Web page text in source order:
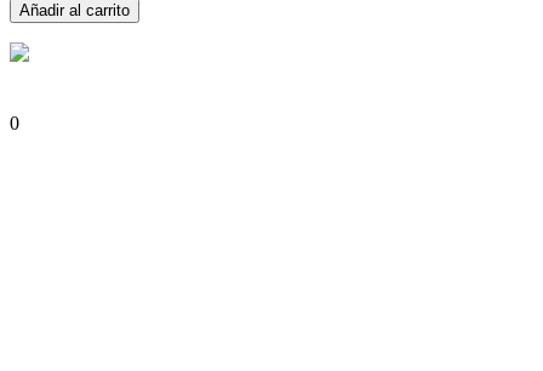
Añadir al carrito
0